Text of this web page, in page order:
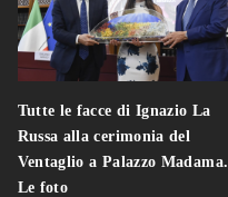
Tutte le facce di Ignazio La
Russa alla cerimonia del
Ventaglio a Palazzo Madama.
Le foto